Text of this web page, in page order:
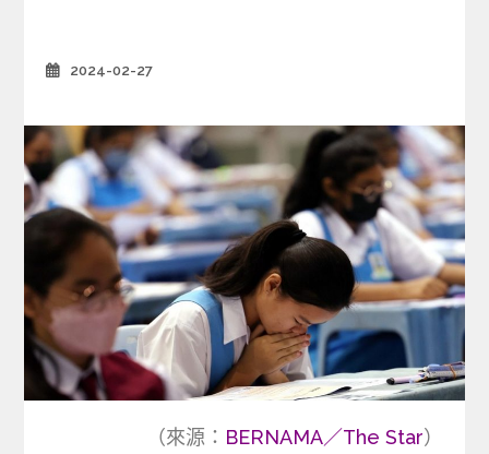
i
e
2024-02-27
（來源： BERNAMA／The Star）